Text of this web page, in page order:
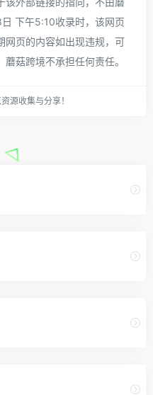
下午5:10收录时，该网页
网页的内容如出现违规，可
菇跨境不承担任何责任。
源收集与分享！